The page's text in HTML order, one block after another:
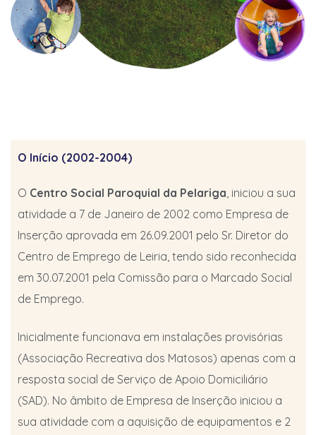
O Início (2002-2004)
O Centro Social Paroquial da Pelariga, iniciou a sua
atividade a 7 de Janeiro de 2002 como Empresa de
Inserção aprovada em 26.09.2001 pelo Sr. Diretor do
Centro de Emprego de Leiria, tendo sido reconhecida
em 30.07.2001 pela Comissão para o Marcado Social
de Emprego.
Inicialmente funcionava em instalações provisórias
(Associação Recreativa dos Matosos) apenas com a
resposta social de Serviço de Apoio Domiciliário
(SAD). No âmbito de Empresa de Inserção iniciou a
sua atividade com a aquisição de equipamentos e 2